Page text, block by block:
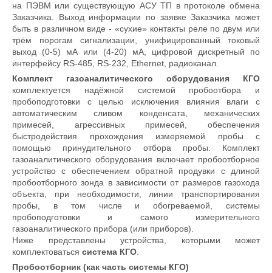
на ПЭВМ или существующую АСУ ТП в протоколе обмена
Заказчика. Выход информации по заявке Заказчика может
быть в различном виде - «сухие» контакты реле по двум или
трём порогам сигнализации, унифицированный токовый
выход (0-5) мА или (4-20) мА, цифровой дискретный по
интерфейсу RS-485, RS-232, Ethernet, радиоканал.
Комплект газоаналитического оборудования КГО
комплектуется надёжной системой пробоотбора и
пробоподготовки с целью исключения влияния влаги с
автоматическим сливом конденсата, механических
примесей, агрессивных примесей, обеспечения
быстродействия прохождения измеряемой пробы с
помощью принудительного отбора пробы. Комплект
газоаналитического оборудования включает пробоотборное
устройство с обеспечением обратной продувки с длиной
пробоотборного зонда в зависимости от размеров газохода
объекта, при необходимости, линии транспортирования
пробы, в том числе и обогреваемой, системы
пробоподготовки и самого измерительного
газоаналитического прибора (или приборов).
Ниже представлены устройства, которыми может
комплектоваться система КГО
Пробоотборник (как часть системы КГО)